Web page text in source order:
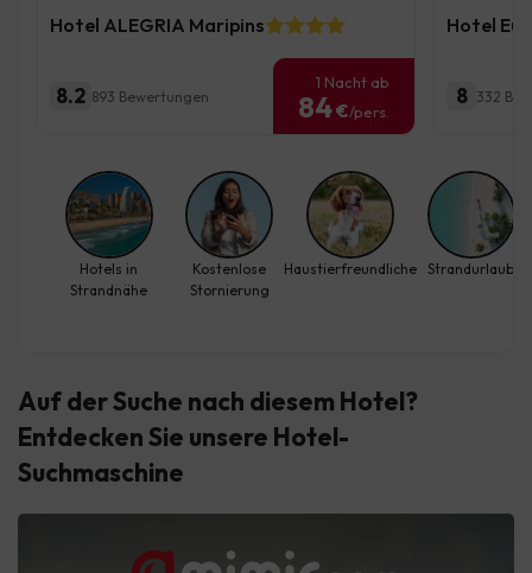
Hotel ALEGRIA Maripins
8.2 893 Bewertungen
1 Nacht ab
84€/pers.
Hotel
8 332
Hotels in
Strandnähe
Kostenlose
Stornierung
Haustierfreundliche Strandurlaub
Auf der Suche nach diesem Hotel?
Entdecken Sie unsere Hotel-
Suchmaschine